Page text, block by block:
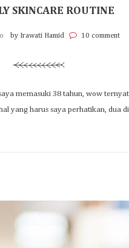
SKINCARE ROUTINE
by Irawati Hamid 10 comment
memasuki 38 tahun, wow
yang harus saya perhatikan, dua